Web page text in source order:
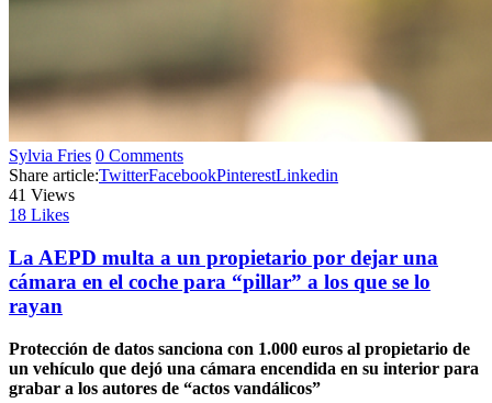
Sylvia Fries 0 Comments
Share article:TwitterFacebookPinterestLinkedin
41 Views
18 Likes
La AEPD multa a un propietario por dejar una
cámara en el coche para “pillar” a los que se lo
rayan
Protección de datos sanciona con 1.000 euros al propietario de
un vehículo que dejó una cámara encendida en su interior para
grabar a los autores de “actos vandálicos”